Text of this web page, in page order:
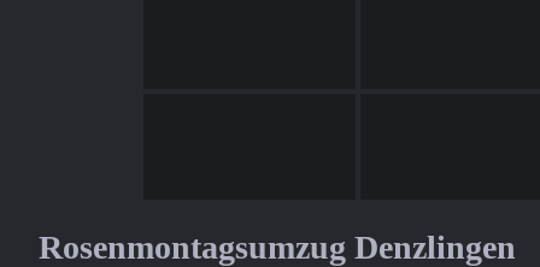
Rosenmontagsumzug Denzlingen